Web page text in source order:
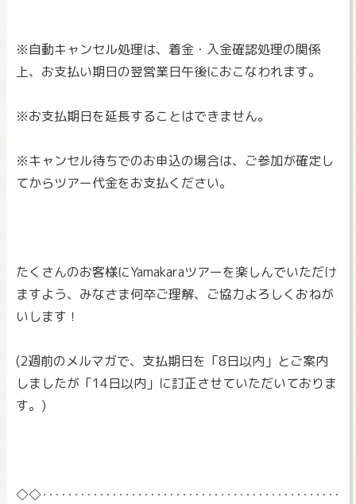
※自動キャンセル処理は、着金・入金確認処理の関係
上、 お支払い期日の翌営業日午後におこなわれます。
※お支払期日を延長することはできません。
※キャンセル待ちでのお申込の場合は、 ご参加が確定し
てからツアー代金をお支払ください。
たくさんのお客様にYamakaraツアーを楽しんでいただけ
ますよう、みなさま何卒ご理解、ご協力よろしくおねが
いします！
(2週前のメルマガで、支払期日を「8日以内」 とご案内
しましたが「14日以内」 に訂正させていただいておりま
す。)